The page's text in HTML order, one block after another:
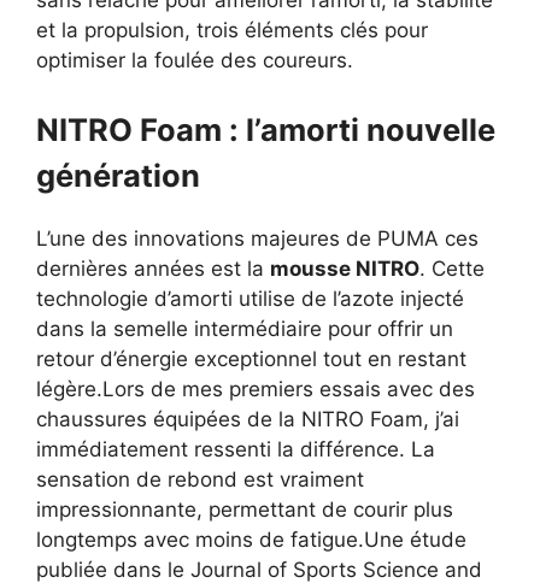
et la propulsion, trois éléments clés pour
optimiser la foulée des coureurs.
NITRO Foam : l’amorti nouvelle
génération
L’une des innovations majeures de PUMA ces
dernières années est la mousse NITRO. Cette
technologie d’amorti utilise de l’azote injecté
dans la semelle intermédiaire pour offrir un
retour d’énergie exceptionnel tout en restant
légère.Lors de mes premiers essais avec des
chaussures équipées de la NITRO Foam, j’ai
immédiatement ressenti la différence. La
sensation de rebond est vraiment
impressionnante, permettant de courir plus
longtemps avec moins de fatigue.Une étude
publiée dans le Journal of Sports Science and